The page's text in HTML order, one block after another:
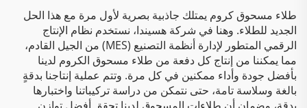
طلاء مسحوق كروم يمتلك جاذبية بصرية لأول مرة مع هذا الحل
الجديد للطلاء. وهنا في شركة هسيندا، نستخدم نظام الإنتاج
الرقمي المتطور لإدارة أنظمة التصنيع (MES) من الجيل القادم،
مما يمكننا من إنتاج كل دفعة من طلاء مسحوق الكروم لدينا
بأفضل جودة وأداء ممكنين في كل مرة. وتتم عملية إنتاجنا بدقةٍ
بالغة وسلاسة تامة، حتى نتمكن من دراسة تركيباتنا واختبارها